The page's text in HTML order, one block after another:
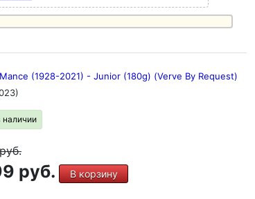
(1928-2021) - Junior (180g) (Verve By Request)
наличии
руб.
руб. В корзину